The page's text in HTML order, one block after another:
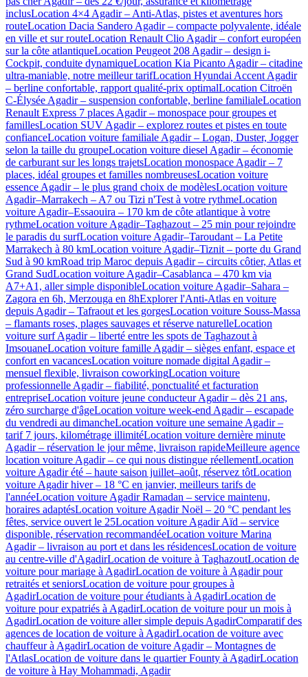
inclusLocation 4×4 Agadir – Anti-Atlas, pistes et aventures hors
routeLocation Dacia Sandero Agadir – compacte polyvalente, idéale
en ville et sur routeLocation Renault Clio Agadir – confort européen
sur la côte atlantiqueLocation Peugeot 208 Agadir – design i-
Cockpit, conduite dynamiqueLocation Kia Picanto Agadir – citadine
ultra-maniable, notre meilleur tarifLocation Hyundai Accent Agadir
– berline confortable, rapport qualité-prix optimalLocation Citroën
C-Élysée Agadir – suspension confortable, berline familialeLocation
Renault Express 7 places Agadir – monospace pour groupes et
famillesLocation SUV Agadir – explorez routes et pistes en toute
confianceLocation voiture familiale Agadir – Logan, Duster, Jogger
selon la taille du groupeLocation voiture diesel Agadir – économie
de carburant sur les longs trajetsLocation monospace Agadir – 7
places, idéal groupes et familles nombreusesLocation voiture
essence Agadir – le plus grand choix de modèlesLocation voiture
Agadir–Marrakech – A7 ou Tizi n'Test à votre rythmeLocation
voiture Agadir–Essaouira – 170 km de côte atlantique à votre
rythmeLocation voiture Agadir–Taghazout – 25 min pour rejoindre
le paradis du surfLocation voiture Agadir–Taroudant – La Petite
Marrakech à 80 kmLocation voiture Agadir–Tiznit – porte du Grand
Sud à 90 kmRoad trip Maroc depuis Agadir – circuits côtier, Atlas et
Grand SudLocation voiture Agadir–Casablanca – 470 km via
A7+A1, aller simple disponibleLocation voiture Agadir–Sahara –
Zagora en 6h, Merzouga en 8hExplorer l'Anti-Atlas en voiture
depuis Agadir – Tafraout et les gorgesLocation voiture Souss-Massa
– flamants roses, plages sauvages et réserve naturelleLocation
voiture surf Agadir – liberté entre les spots de Taghazout à
ImsouaneLocation voiture famille Agadir – sièges enfant, espace et
confort en vacancesLocation voiture nomade digital Agadir –
mensuel flexible, livraison coworkingLocation voiture
professionnelle Agadir – fiabilité, ponctualité et facturation
entrepriseLocation voiture jeune conducteur Agadir – dès 21 ans,
zéro surcharge d'âgeLocation voiture week-end Agadir – escapade
du vendredi au dimancheLocation voiture une semaine Agadir –
tarif 7 jours, kilométrage illimitéLocation voiture dernière minute
Agadir – réservation le jour même, livraison rapideMeilleure agence
location voiture Agadir – ce qui nous distingue réellementLocation
voiture Agadir été – haute saison juillet–août, réservez tôtLocation
voiture Agadir hiver – 18 °C en janvier, meilleurs tarifs de
l'annéeLocation voiture Agadir Ramadan – service maintenu,
horaires adaptésLocation voiture Agadir Noël – 20 °C pendant les
fêtes, service ouvert le 25Location voiture Agadir Aïd – service
disponible, réservation recommandéeLocation voiture Marina
Agadir – livraison au port et dans les résidencesLocation de voiture
au centre-ville d'AgadirLocation de voiture à TaghazoutLocation de
voiture pour mariage à AgadirLocation de voiture à Agadir pour
retraités et seniorsLocation de voiture pour groupes à
AgadirLocation de voiture pour étudiants à AgadirLocation de
voiture pour expatriés à AgadirLocation de voiture pour un mois à
AgadirLocation de voiture aller simple depuis AgadirComparatif des
agences de location de voiture à AgadirLocation de voiture avec
chauffeur à AgadirLocation de voiture Agadir – Montagnes de
l'AtlasLocation de voiture dans le quartier Founty à AgadirLocation
de voiture à Hay Mohammadi, Agadir